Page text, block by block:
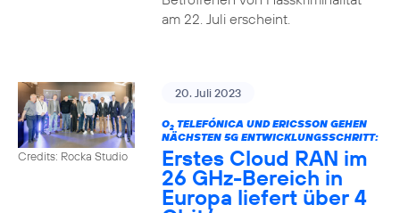
am 22. Juli erscheint.
Credits: Rocka Studio
20. Juli 2023
O2TELEFÓNICA UND ERICSSON GEHEN
NÄCHSTEN 5G ENTWICKLUNGSSCHRITT:
Erstes Cloud RAN im
26 GHz-Bereich in
Europa liefert über 4